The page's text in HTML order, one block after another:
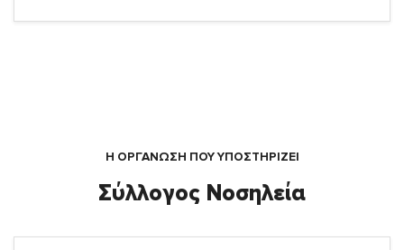
Η ΟΡΓΆΝΩΣΗ ΠΟΥ ΥΠΟΣΤΗΡΙΖΕΙ
Σύλλογος Νοσηλεία